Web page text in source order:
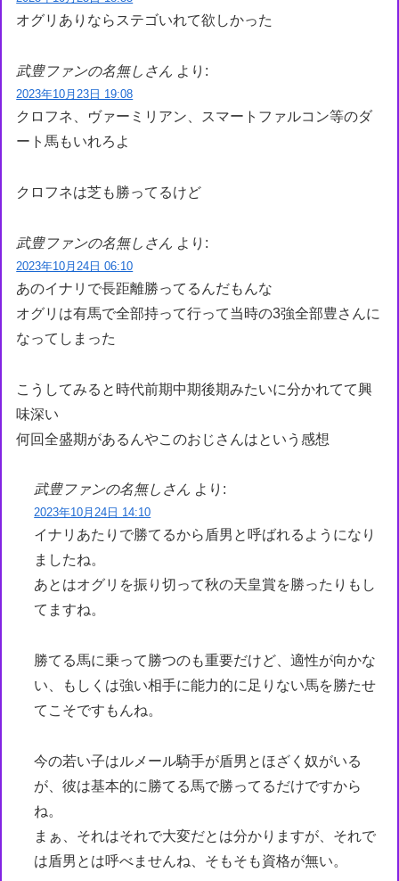
オグリありならステゴいれて欲しかった
武豊ファンの名無しさん より:
2023年10月23日 19:08
クロフネ、ヴァーミリアン、スマートファルコン等のダ
ート馬もいれろよ
クロフネは芝も勝ってるけど
武豊ファンの名無しさん より:
2023年10月24日 06:10
あのイナリで長距離勝ってるんだもんな
オグリは有馬で全部持って行って当時の3強全部豊さんに
なってしまった
こうしてみると時代前期中期後期みたいに分かれてて興
味深い
何回全盛期があるんやこのおじさんはという感想
武豊ファンの名無しさん より:
2023年10月24日 14:10
イナリあたりで勝てるから盾男と呼ばれるようになり
ましたね。
あとはオグリを振り切って秋の天皇賞を勝ったりもし
てますね。
勝てる馬に乗って勝つのも重要だけど、適性が向かな
い、もしくは強い相手に能力的に足りない馬を勝たせ
てこそですもんね。
今の若い子はルメール騎手が盾男とほざく奴がいる
が、彼は基本的に勝てる馬で勝ってるだけですから
ね。
まぁ、それはそれで大変だとは分かりますが、それで
は盾男とは呼べませんね、そもそも資格が無い。